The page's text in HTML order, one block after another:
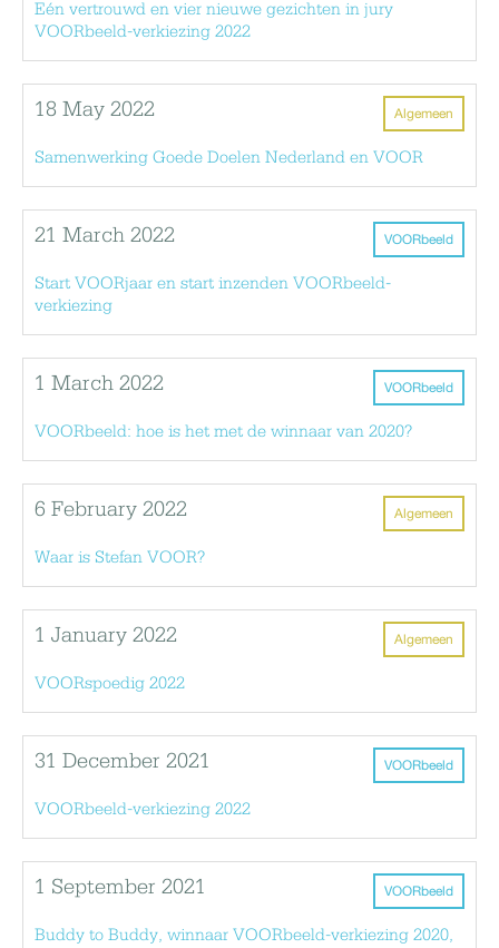
Eén vertrouwd en vier nieuwe gezichten in jury
VOORbeeld-verkiezing 2022
Algemeen
18 May 2022
Samenwerking Goede Doelen Nederland en VOOR
VOORbeeld
21 March 2022
Start VOORjaar en start inzenden VOORbeeld-
verkiezing
VOORbeeld
1 March 2022
VOORbeeld: hoe is het met de winnaar van 2020?
Algemeen
6 February 2022
Waar is Stefan VOOR?
Algemeen
1 January 2022
VOORspoedig 2022
VOORbeeld
31 December 2021
VOORbeeld-verkiezing 2022
VOORbeeld
1 September 2021
Buddy to Buddy, winnaar VOORbeeld-verkiezing 2020,